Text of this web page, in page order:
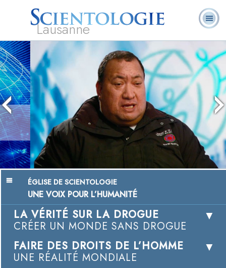
Lausanne
L. Ron Hubbard
Qu’est-ce que la
Ministres
volontaires
questions
Livres
Chairman, Mangere Maori Wardens
Association
Regarder la vidéo
ÉGLISE DE SCIENTOLOGIE
UNE VOIX POUR L’HUMANITÉ
LA VÉRITÉ SUR LA DROGUE
CRÉER UN MONDE SANS DROGUE
FAIRE DES DROITS DE L’HOMME
UNE RÉALITÉ MONDIALE